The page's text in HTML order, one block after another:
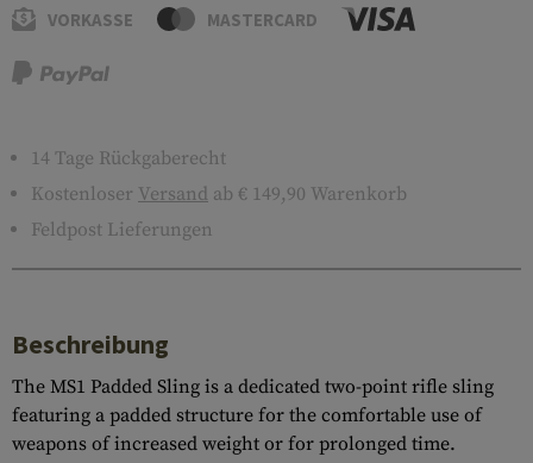
VORKASSE MASTERCARD
14 Tage Rückgaberecht
Kostenloser Versand ab € 149,90 Warenkorb
Feldpost Lieferungen
Beschreibung
The MS1 Padded Sling is a dedicated two-point rifle sling
featuring a padded structure for the comfortable use of
weapons of increased weight or for prolonged time.